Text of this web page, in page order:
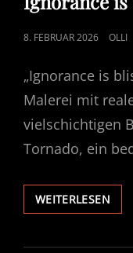
POSTED
8. FEBRUAR 2026 OLLI
„Ignorance is
Malerei mit
vielschichtigen
Tornado, ein
WEITERLESEN
IS